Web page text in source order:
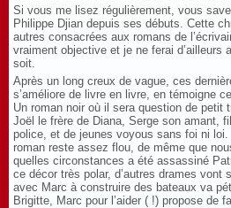
Si vous me lisez régulièrement, vous
Philippe Djian depuis ses débuts. Cette
autres consacrées aux romans de
vraiment objective et je ne ferai d’ailleurs
soit.
Après un long creux de vague, ces
s’améliore de livre en livre, en témoigne
Un roman noir où il sera question de petit
Joël le frère de Diana, Serge son amant,
police, et de jeunes voyous sans foi ni
roman reste assez flou, de même que
quelles circonstances a été assassiné
ce décor très polar, d’autres drames vont
avec Marc à construire des bateaux va
Brigitte, Marc pour l’aider ( !) propose de